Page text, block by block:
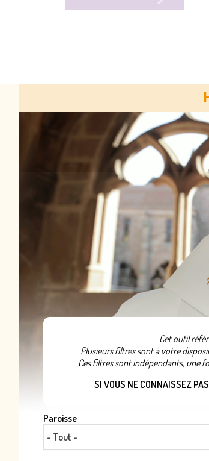
Cet outil
Plusieurs filtres sont à votre
Ces filtres sont indépendants, une
SI VOUS NE CONNAISSEZ
Paroisse
- Tout -